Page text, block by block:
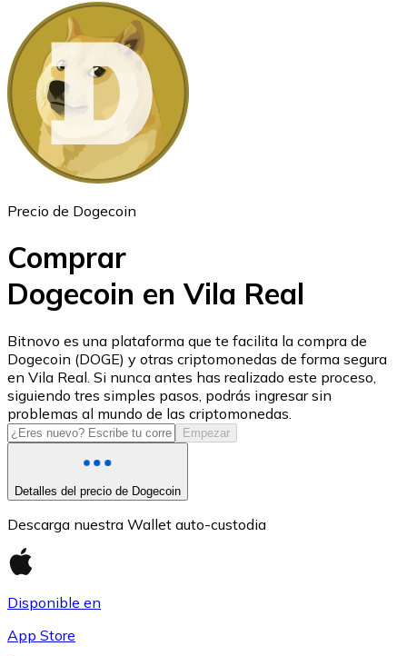
Ethereum
ETH
USD Coin
USDC
Litecoin
LTC
Precio de Dogecoin
Comprar
Dogecoin en Vila Real
Bitnovo es una plataforma que te facilita la compra de
Dogecoin (DOGE) y otras criptomonedas de forma segura
en Vila Real. Si nunca antes has realizado este proceso,
siguiendo tres simples pasos, podrás ingresar sin
problemas al mundo de las criptomonedas.
Empezar
Detalles del precio de Dogecoin
Descarga nuestra Wallet auto-custodia
Disponible en
App Store